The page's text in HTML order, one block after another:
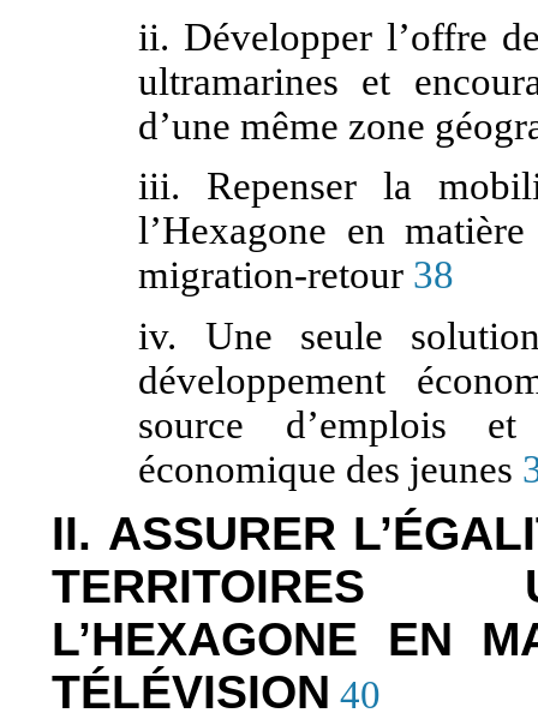
ii. Développer l’offre
ultramarines et
d’une même zone
iii. Repenser la
l’Hexagone en
migration-retour 38
iv. Une seule
développement
source d’emplois et
économique des jeunes
II. ASSURER
TERRITOIRES
L’HEXAGONE EN
TÉLÉVISION 40